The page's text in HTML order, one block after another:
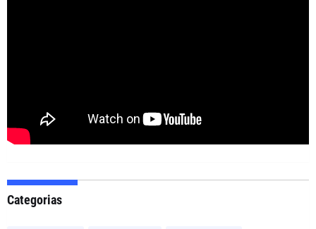
Categorias